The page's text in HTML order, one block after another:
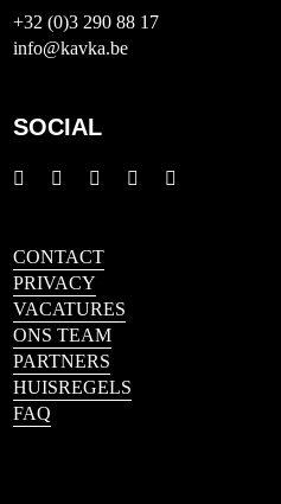
+32 (0)3 290 88 17
info@kavka.be
SOCIAL
CONTACT
PRIVACY
VACATURES
ONS TEAM
PARTNERS
HUISREGELS
FAQ